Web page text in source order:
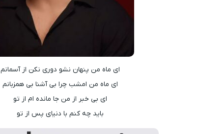
ای ماه من پنهان نشو دوری نکن از آسمانم
ای ماه من امشب چرا بی آشنا بی‌ همزبانم
ای بی خبر از من جا مانده ام از تو
باید چه کنم با دنیای پس از تو